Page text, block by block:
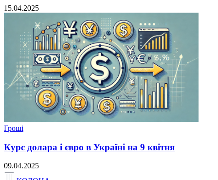
15.04.2025
Гроші
Курс долара і євро в Україні на 9 квітня
09.04.2025